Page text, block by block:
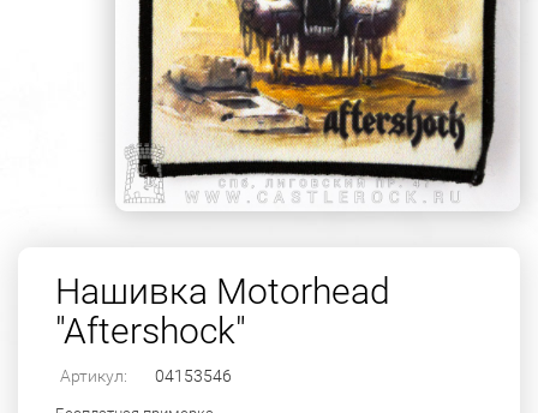
Нашивка Motorhead
"Aftershock"
Артикул: 04153546